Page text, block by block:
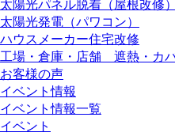
太陽光パネル脱着（屋根改修）
太陽光発電（パワコン）
ハウスメーカー住宅改修
工場・倉庫・店舗 遮熱・カ
お客様の声
イベント情報
イベント情報一覧
イベント